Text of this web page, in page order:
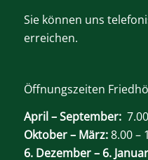
Sie können uns
erreichen.
Öffnungszeiten
April – September:7.00
Oktober – März:8.00 –
6. Dezember – 6.